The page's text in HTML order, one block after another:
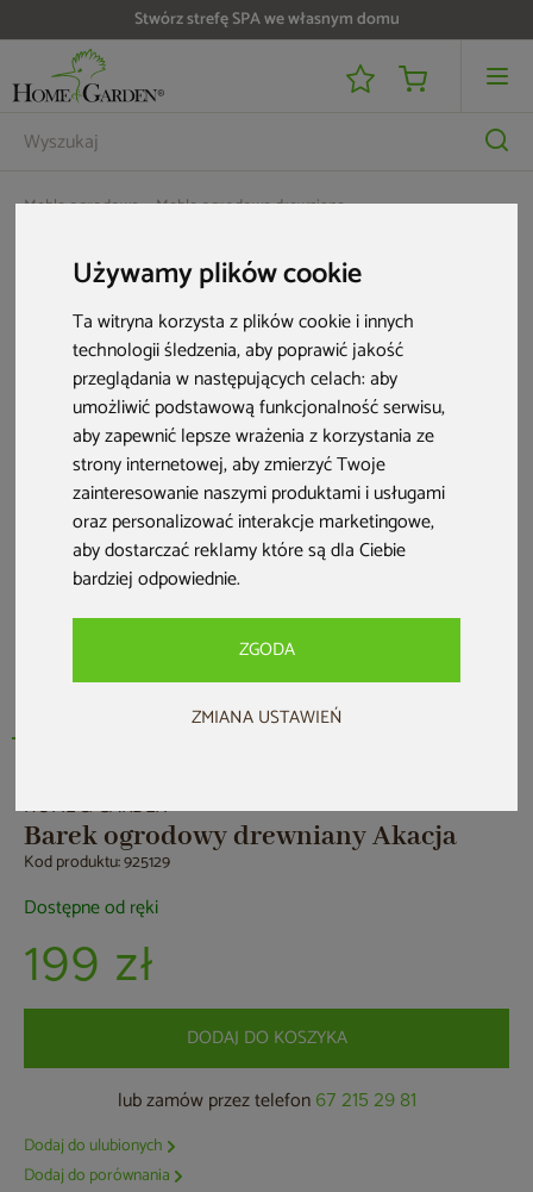
Używamy plików cookie
Ta witryna korzysta z plików cookie i innych
technologii śledzenia, aby poprawić jakość
przeglądania w następujących celach:aby
umożliwić podstawową funkcjonalność serwisu,
aby zapewnić lepsze wrażenia z korzystania ze
strony internetowej,aby zmierzyć Twoje
zainteresowanie naszymi produktami i usługami
oraz personalizować interakcje marketingowe,
aby dostarczać reklamy które są dla Ciebie
bardziej odpowiednie.
ZGODA
ZMIANA USTAWIEŃ
Stwórz strefę SPA we własnym domu
Meble ogrodowe
Meble ogrodowe drewniane
HOME & GARDEN
Barek ogrodowy drewniany Akacja
Kod produktu: 925129
Dostępne od ręki
199 zł
DODAJ DO KOSZYKA
lub zamów przez telefon 67 215 29 81
Dodaj do ulubionych
Dodaj do porównania